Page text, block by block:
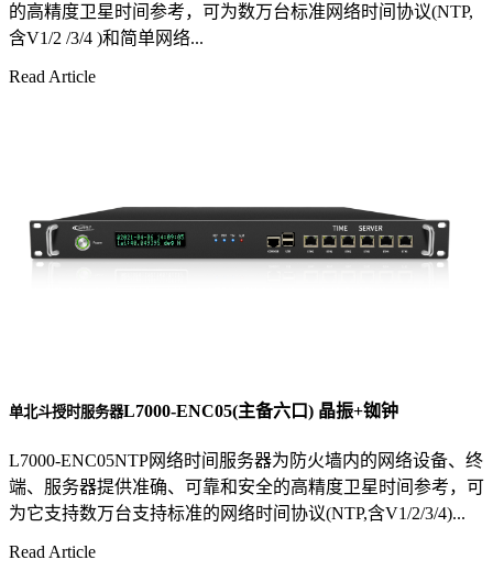
的高精度卫星时间参考，可为数万台标准网络时间协议(NTP,
含V1/2 /3/4 )和简单网络...
Read Article
单北斗授时服务器L7000-ENC05(主备六口) 晶振+铷钟
L7000-ENC05NTP网络时间服务器为防火墙内的网络设备、终
端、服务器提供准确、可靠和安全的高精度卫星时间参考，可
为它支持数万台支持标准的网络时间协议(NTP,含V1/2/3/4)...
Read Article